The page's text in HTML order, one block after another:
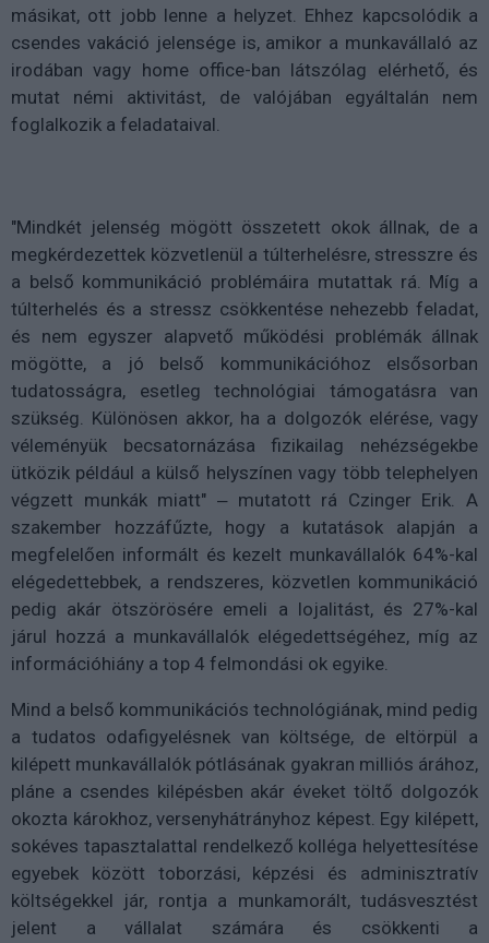
másikat, ott jobb lenne a helyzet. Ehhez kapcsolódik a
csendes vakáció jelensége is, amikor a munkavállaló az
irodában vagy home office-ban látszólag elérhető, és
mutat némi aktivitást, de valójában egyáltalán nem
foglalkozik a feladataival.
"Mindkét jelenség mögött összetett okok állnak, de a
megkérdezettek közvetlenül a túlterhelésre, stresszre és
a belső kommunikáció problémáira mutattak rá. Míg a
túlterhelés és a stressz csökkentése nehezebb feladat,
és nem egyszer alapvető működési problémák állnak
mögötte, a jó belső kommunikációhoz elsősorban
tudatosságra, esetleg technológiai támogatásra van
szükség. Különösen akkor, ha a dolgozók elérése, vagy
véleményük becsatornázása fizikailag nehézségekbe
ütközik például a külső helyszínen vagy több telephelyen
végzett munkák miatt" ‒ mutatott rá Czinger Erik. A
szakember hozzáfűzte, hogy a kutatások alapján a
megfelelően informált és kezelt munkavállalók 64%-kal
elégedettebbek, a rendszeres, közvetlen kommunikáció
pedig akár ötszörösére emeli a lojalitást, és 27%-kal
járul hozzá a munkavállalók elégedettségéhez, míg az
információhiány a top 4 felmondási ok egyike.
Mind a belső kommunikációs technológiának, mind pedig
a tudatos odafigyelésnek van költsége, de eltörpül a
kilépett munkavállalók pótlásának gyakran milliós árához,
pláne a csendes kilépésben akár éveket töltő dolgozók
okozta károkhoz, versenyhátrányhoz képest. Egy kilépett,
sokéves tapasztalattal rendelkező kolléga helyettesítése
egyebek között toborzási, képzési és adminisztratív
költségekkel jár, rontja a munkamorált, tudásvesztést
jelent a vállalat számára és csökkenti a